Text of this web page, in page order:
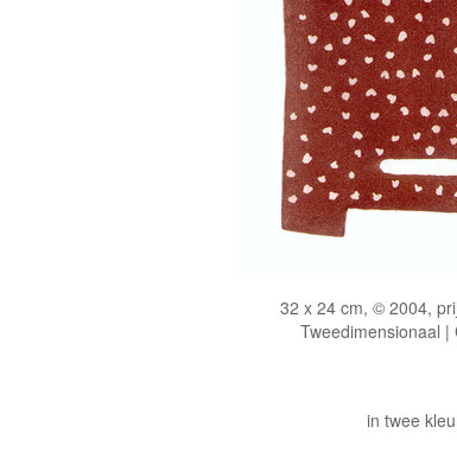
32 x 24 cm, © 2004,
Tweedimensionaal |
in twee